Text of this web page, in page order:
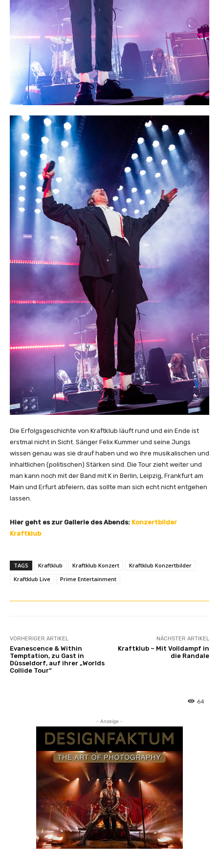
Die Erfolgsgeschichte von Kraftklub läuft rund und ein Ende ist
erstmal nicht in Sicht. Sänger Felix Kummer und seine Jungs
wissen genau was sie drauf haben und wo ihre musikalischen und
inhaltlichen (politischen) Stärken sind. Die Tour zieht weiter und
man kann noch mit der Band mit K in Berlin, Leipzig, Frankfurt am
Main und Erfurt abfeiern, das sollte man sich echt nicht entgehen
lassen.
Hier geht es zur Gallerie des Abends: Konzertbilder
Kraftklub
TAGS Kraftklub Kraftklub Konzert
Kraftklub Konzertbilder
Kraftklub Live
Prime Entertainment
VORHERIGER ARTIKEL
Evanescence & Within
Temptation, zu Gast in
Düsseldorf, auf ihrer „Worlds
Collide Tour“
NÄCHSTER ARTIKEL
Kraftklub – Mit Volldampf in
die Randale
64
- Anzeige -